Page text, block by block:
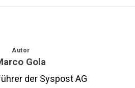
Autor
Gola
der Syspost AG